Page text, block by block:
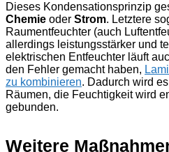
Dieses Kondensationsprinzip
Chemie oder Strom. Letztere
Raumentfeuchter (auch
allerdings leistungsstärker und
elektrischen Entfeuchter läuft
den Fehler gemacht haben,
zu kombinieren. Dadurch wird
Räumen, die Feuchtigkeit wird
gebunden.
Weitere